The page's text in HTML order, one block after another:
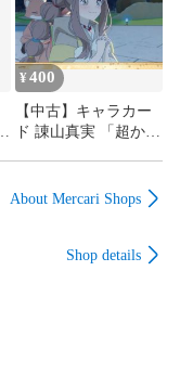
プアート ブラインド
缶バッジ D」 アニメ
イト限定
¥400
【中古】キャラカー
ド 諌山真実 「超かぐ
ィングブロマイド」
About Mercari Shops
Shop details